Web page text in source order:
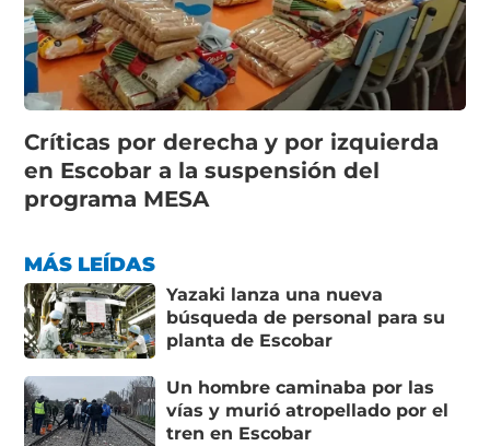
Críticas por derecha y por izquierda
en Escobar a la suspensión del
programa MESA
MÁS LEÍDAS
Yazaki lanza una nueva
búsqueda de personal para su
planta de Escobar
Un hombre caminaba por las
vías y murió atropellado por el
tren en Escobar